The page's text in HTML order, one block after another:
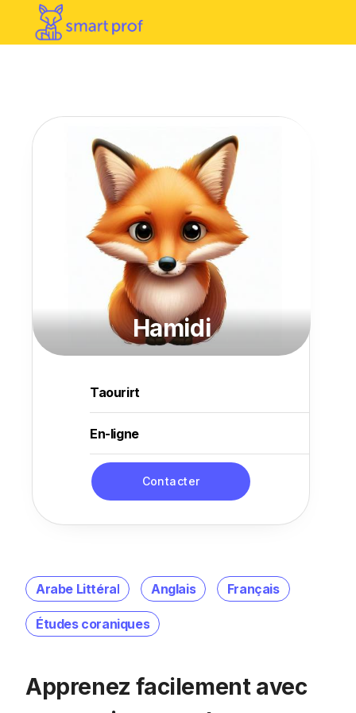
Arabe Littéral Anglais Français
Études coraniques
Apprenez facilement avec
Hamidi
Taourirt
En-ligne
Contacter